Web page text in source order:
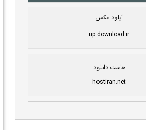
آپلود عکس
up.download.ir
هاست دانلود
hostiran.net